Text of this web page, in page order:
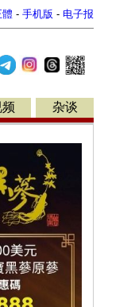
體 - 手机版 - 电子报
杂谈